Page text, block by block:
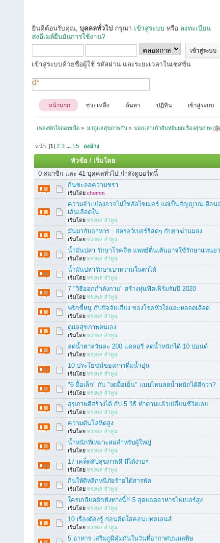
ยินดีต้อนรับคุณ, บุคคลทั่วไป กรุณา เข้าสู่ระบบ หรือ ลงทะเบียน
ส่งอีเมล์ยืนยันการใช้งาน?
เข้าสู่ระบบด้วยชื่อผู้ใช้ รหัสผ่าน และระยะเวลาในเซสชั่น
หน้าแรก ช่วยเหลือ ค้นหา ปฏิทิน เข้าสู่ระบบ
เพลงพักใจดอทเน็ต » มาดูแลสุขภาพกัน» บอกเล่าเก้าสิบหยิบยกเรื่องสุขภาพ (ผู้
หน้า: [1]2 3 ... 15 ลงล่าง
หัวข้อ / เริ่มโดย
0 สมาชิก และ 41 บุคคลทั่วไป กำลังดูบอร์ดนี้
กินชะลอความชรา
เริ่มโดย chomm
ความจำแย่ลงอาจไม่ใช่อัลไซเมอร์ แต่เป็นสัญญาณเตือน
เส้นเลือดใน
เริ่มโดย ทรงพล ลำพูน
มันมากับอาหาร : สตรอว์เบอร์รีสดๆ กับยาฆ่าแมลง
เริ่มโดย ทรงพล ลำพูน
น้ำมันปลา รักษาโรคจิต แพทย์ตื่นเต้นอาจใช้รักษาแทนย
เริ่มโดย ทรงพล ลำพูน
น้ำมันปลารักษาเบาหวานในตาได้
เริ่มโดย ทรงพล ลำพูน
7 "วิธีออกกำลังกาย" สร้างหุ่นฟิตเฟิร์มรับปี 2020
เริ่มโดย ทรงพล ลำพูน
พริกขี้หนู กับปัจจัยเสี่ยง ของโรคหัวใจและหลอดเลือด
เริ่มโดย ทรงพล ลำพูน
ดูแลสุขภาพตนเอง
เริ่มโดย ทรงพล ลำพูน
ลดน้ำตาลวันละ 200 แคลอรี ลดน้ำหนักได้ 10 ปอนด์
เริ่มโดย ทรงพล ลำพูน
10 ประโยชน์ของการดื่มน้ำอุ่น
เริ่มโดย ทรงพล ลำพูน
"6 มื้อเล็ก" กับ "งดมื้อเย็น" แบบไหนลดน้ำหนักได้ดีกว่า?
เริ่มโดย ทรงพล ลำพูน
สุขภาพดีสร้างได้ กับ 5 วิธี ทำตามแล้วเปลี่ยนชีวิตเลย
เริ่มโดย ทรงพล ลำพูน
ความดันโลหิตสูง
เริ่มโดย ทรงพล ลำพูน
น้ำหนักที่เหมาะสมสำหรับผู้ใหญ่
เริ่มโดย ทรงพล ลำพูน
17 เคล็ดลับสุขภาพดี มีได้ง่ายๆ
เริ่มโดย ทรงพล ลำพูน
กินให้ดีหลีกหนีภัยร้ายได้สารพัด
เริ่มโดย ทรงพล ลำพูน
ใครเกลียดผักฟังทางนี้!! 5 สุดยอดอาหารไฟเบอร์สูง
เริ่มโดย ทรงพล ลำพูน
10 เรื่องต้องรู้ ก่อนคิดใส่คอนแทคเลนส์
เริ่มโดย ทรงพล ลำพูน
5 อาหาร เสริมภูมิคุ้มกันในวันที่อากาศปนมลพิษ